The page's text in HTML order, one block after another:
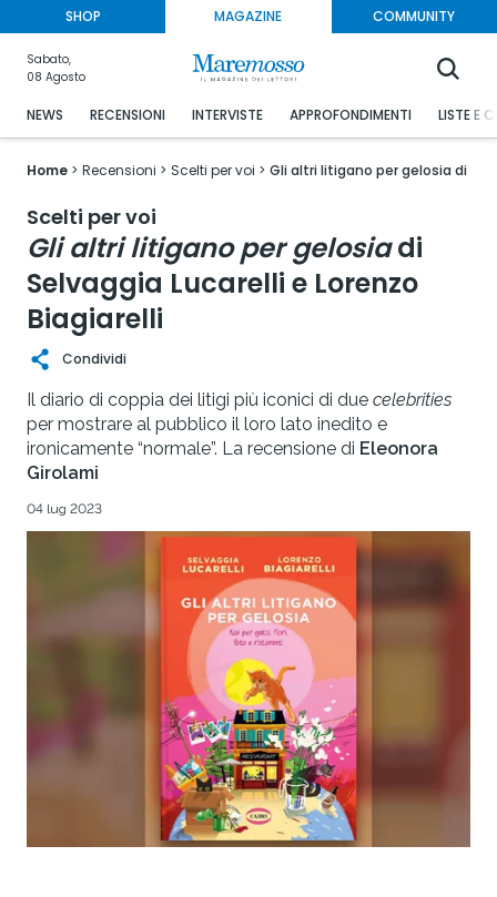
SHOP MAGAZINE COMMUNITY
Sabato,
08 Agosto
NEWS RECENSIONI INTERVISTE APPROFONDIMENTI LISTE E
Home Recensioni Scelti per voi Gli altri litigano per gelosia di
Scelti per voi
Gli altri litigano per gelosiadi
Selvaggia Lucarelli e Lorenzo
Biagiarelli
Condividi
Il diario di coppia dei litigi più iconici di due celebrities
per mostrare al pubblico il loro lato inedito e
ironicamente “normale”. La recensione di Eleonora
Girolami
04 lug 2023